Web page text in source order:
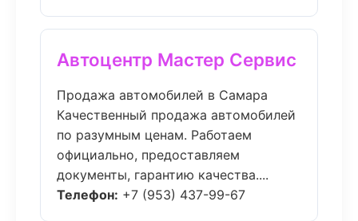
Автоцентр Мастер Сервис
Продажа автомобилей в Самара
Качественный продажа автомобилей
по разумным ценам. Работаем
официально, предоставляем
документы, гарантию качества....
Телефон: +7 (953) 437-99-67